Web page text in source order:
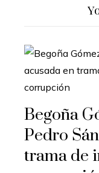
Begoña
Pedro
trama de